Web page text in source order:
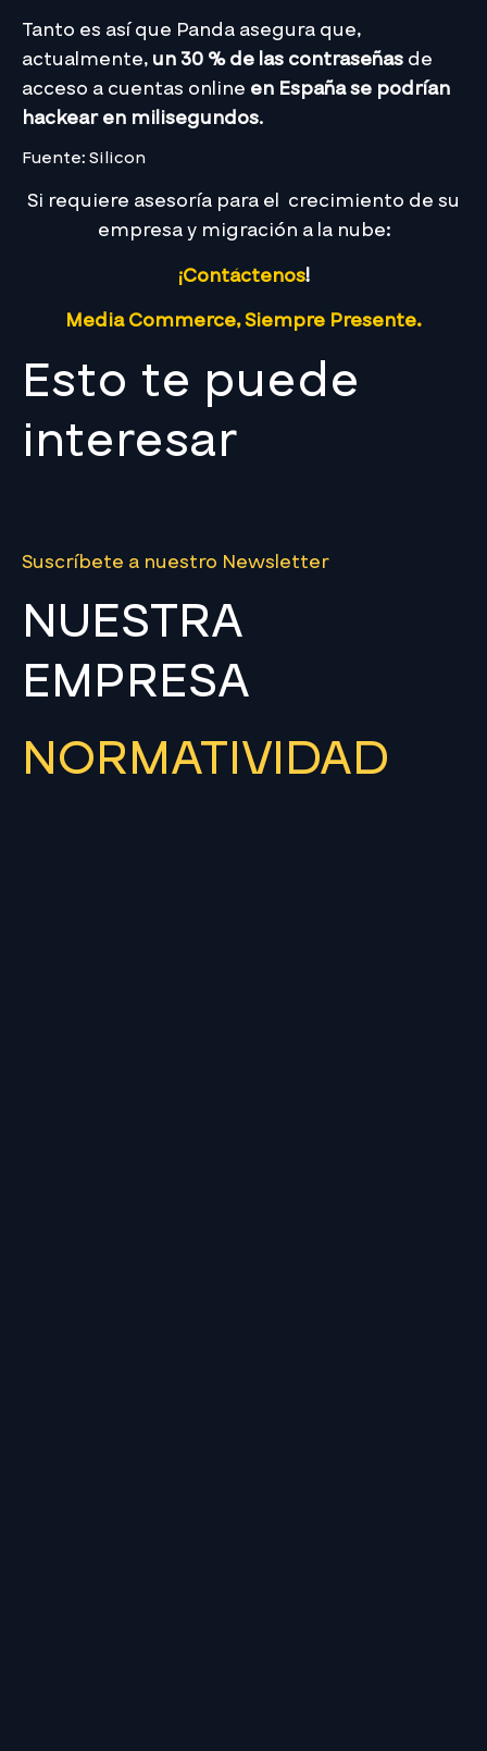
Tanto es así que Panda asegura que,
actualmente, un 30 % de las contraseñas de
acceso a cuentas online en España se podrían
hackear en milisegundos.
Fuente: Silicon
Si requiere asesoría para el crecimiento de su
empresa y migración a la nube:
¡Contáctenos!
Media Commerce, Siempre Presente.
Esto te puede
interesar
Suscríbete a nuestro Newsletter
NUESTRA
EMPRESA
NORMATIVIDAD